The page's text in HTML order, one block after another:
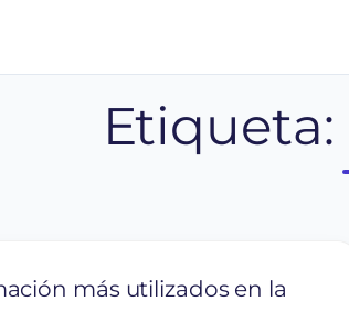
Etiqueta:
más utilizados en la